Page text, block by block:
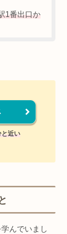
1番出口か
と近い
んでいまし